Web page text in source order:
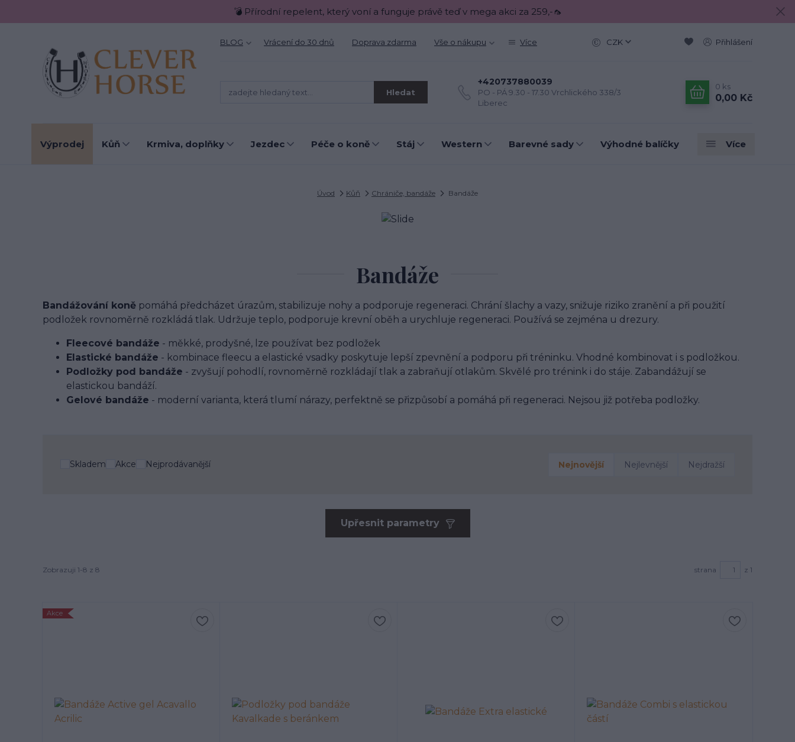
💣 Přírodní repelent, který voní a funguje právě teď v mega akci za 259,-🦟
BLOG Vrácení do 30 dnů Doprava zdarma Vše o nákupu Více CZK Přihlášení
Hledat
+420737880039
PO - PÁ 9.30 - 17.30 Vrchlického 338/3
Liberec
0 ks
0,00 Kč
Výprodej Kůň Krmiva, doplňky Jezdec Péče o koně Stáj Western Barevné sady Výhodné balíčky Více
Úvod Kůň Chrániče, bandáže Bandáže
Bandáže
Bandážování koně pomáhá předcházet úrazům, stabilizuje nohy a podporuje regeneraci. Chrání šlachy a vazy, snižuje riziko zranění a při použití
podložek rovnoměrně rozkládá tlak. Udržuje teplo, podporuje krevní oběh a urychluje regeneraci. Používá se zejména u drezury.
Fleecové bandáže - měkké, prodyšné, lze používat bez podložek
Elastické bandáže - kombinace fleecu a elastické vsadky poskytuje lepší zpevnění a podporu při tréninku. Vhodné kombinovat i s podložkou.
Podložky pod bandáže - zvyšují pohodlí, rovnoměrně rozkládají tlak a zabraňují otlakům. Skvělé pro trénink i do stáje. Zabandážují se
elastickou bandáží.
Gelové bandáže - moderní varianta, která tlumí nárazy, perfektně se přizpůsobí a pomáhá při regeneraci. Nejsou již potřeba podložky.
Upřesnit parametry
Skladem Akce Nejprodávanější Nejnovější Nejlevnější Nejdražší
Zobrazuji 1-8 z 8 strana z 1
Akce